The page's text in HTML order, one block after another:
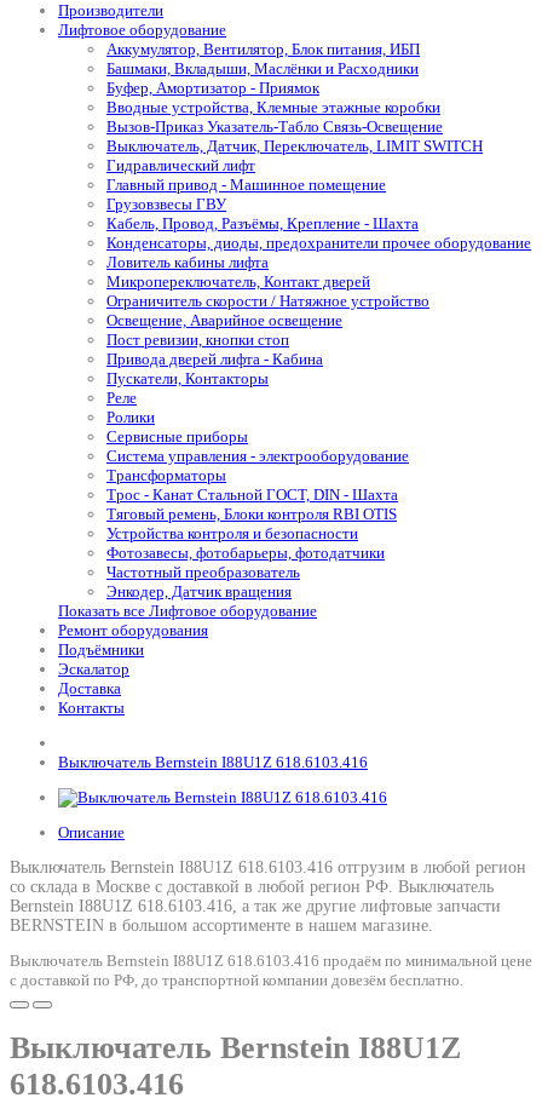
Производители
Лифтовое оборудование
Аккумулятор, Вентилятор, Блок питания, ИБП
Башмаки, Вкладыши, Маслёнки и Расходники
Буфер, Амортизатор - Приямок
Вводные устройства, Клемные этажные коробки
Вызов-Приказ Указатель-Табло Связь-Освещение
Выключатель, Датчик, Переключатель, LIMIT SWITCH
Гидравлический лифт
Главный привод - Машинное помещение
Грузовзвесы ГВУ
Кабель, Провод, Разъёмы, Крепление - Шахта
Конденсаторы, диоды, предохранители прочее оборудование
Ловитель кабины лифта
Микропереключатель, Контакт дверей
Ограничитель скорости / Натяжное устройство
Освещение, Аварийное освещение
Пост ревизии, кнопки стоп
Привода дверей лифта - Кабина
Пускатели, Контакторы
Реле
Ролики
Сервисные приборы
Система управления - электрооборудование
Трансформаторы
Трос - Канат Стальной ГОСТ, DIN - Шахта
Тяговый ремень, Блоки контроля RBI OTIS
Устройства контроля и безопасности
Фотозавесы, фотобарьеры, фотодатчики
Частотный преобразователь
Энкодер, Датчик вращения
Показать все Лифтовое оборудование
Ремонт оборудования
Подъёмники
Эскалатор
Доставка
Контакты
Выключатель Bernstein I88U1Z 618.6103.416
Описание
Выключатель Bernstein I88U1Z 618.6103.416 отгрузим в любой регион
со склада в Москве с доставкой в любой регион РФ. Выключатель
Bernstein I88U1Z 618.6103.416, а так же другие лифтовые запчасти
BERNSTEIN в большом ассортименте в нашем магазине.
Выключатель Bernstein I88U1Z 618.6103.416 продаём по минимальной цене
с доставкой по РФ, до транспортной компании довезём бесплатно.
Выключатель Bernstein I88U1Z
618.6103.416